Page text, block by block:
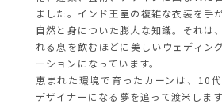
ました。インド王室の複雑な衣装を手
自然と身についた膨大な知識。それは
れる息を飲むほどに美しいウェディン
ーションになっています。
恵まれた環境で育ったカーンは、10
デザイナーになる夢を追って渡米しま